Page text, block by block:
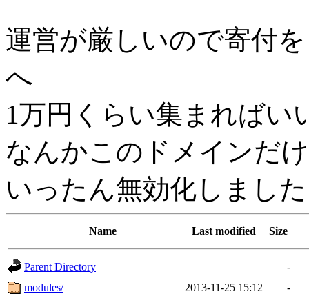
運営が厳しいので寄付
へ
1万円くらい集まればい
なんかこのドメインだ
いったん無効化しまし
Name Last modified Size
Parent Directory
-
modules/
2013-11-25 15:12
-